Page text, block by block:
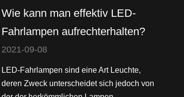
Wie kann man effektiv LED-
Fahrlampen aufrechterhalten?
2021-09-08
LED-Fahrlampen sind eine Art Leuchte,
deren Zweck unterscheidet sich jedoch von